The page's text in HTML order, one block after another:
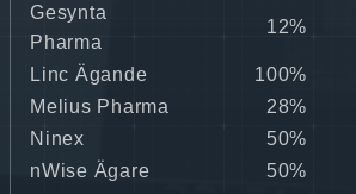
Gesynta
Pharma
12%
Linc Ägande 100%
Melius Pharma
28%
Ninex
50%
nWise Ägare
50%